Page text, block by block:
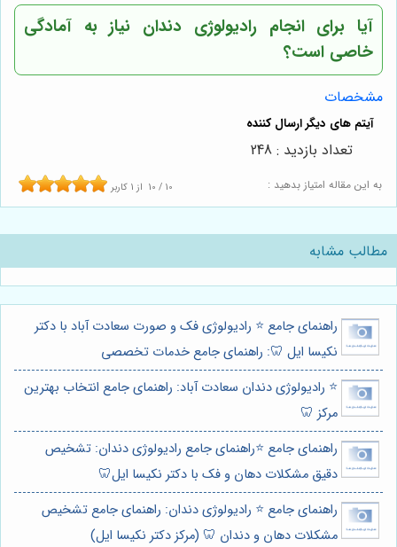
آیا برای انجام رادیولوژی دندان نیاز به آمادگی
خاصی است؟
مشخصات
به این مقاله امتیاز بدهید : 10 / 10 از 1 کاربر
تعداد بازدید : 248
مطالب مشابه
راهنمای جامع ⭐️ رادیولوژی فک و صورت سعادت آباد با دکتر
نکیسا ایل 🦷: راهنمای جامع خدمات تخصصی
⭐️ رادیولوژی دندان سعادت آباد: راهنمای جامع انتخاب بهترین
مرکز 🦷
راهنمای جامع ⭐️راهنمای جامع رادیولوژی دندان: تشخیص
دقیق مشکلات دهان و فک با دکتر نکیسا ایل🦷
راهنمای جامع ⭐️ رادیولوژی دندان: راهنمای جامع تشخیص
مشکلات دهان و دندان 🦷 (مرکز دکتر نکیسا ایل)